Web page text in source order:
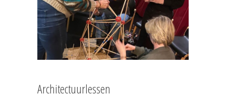
Architectuurlessen